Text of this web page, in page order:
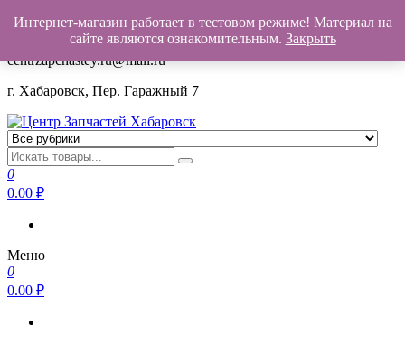
+7(962)503-00-25
centrzapchastey.ru@mail.ru
г. Хабаровск, Пер. Гаражный 7
Центр Запчастей Хабаровск
Запчасти для авто,
мото,бензопил,велосипедов,снегоходов,бензопил и т.д.
Хабаровск
0
0.00 ₽
Меню
0
0.00 ₽
Интернет-магазин работает в тестовом режиме! Материал на
сайте являются ознакомительным. Закрыть